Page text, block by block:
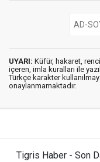
UYARI: Küfür, hakaret,
içeren, imla kuralları ile
Türkçe karakter
onaylanmamaktadır.
Tigris Haber - Son